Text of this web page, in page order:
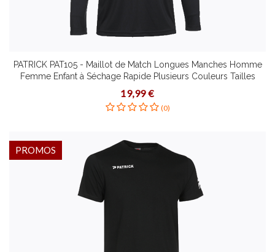
PATRICK PAT105 - Maillot de Match Longues Manches Homme
Femme Enfant à Séchage Rapide Plusieurs Couleurs Tailles
19,99 €
(0)
PROMOS